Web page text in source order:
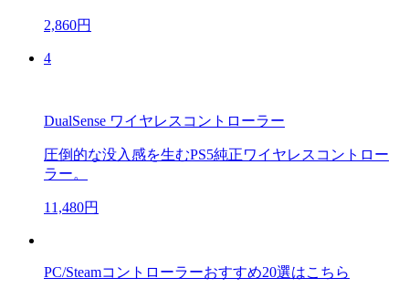
2,860円
4
DualSense ワイヤレスコントローラー
圧倒的な没入感を生むPS5純正ワイヤレスコントロー
ラー。
11,480円
PC/Steamコントローラーおすすめ20選はこちら